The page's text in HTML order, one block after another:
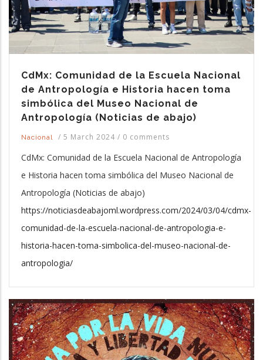
CdMx: Comunidad de la Escuela Nacional
de Antropología e Historia hacen toma
simbólica del Museo Nacional de
Antropología (Noticias de abajo)
Nacional / 5 March 2024 / 0 comments
CdMx: Comunidad de la Escuela Nacional de Antropología
e Historia hacen toma simbólica del Museo Nacional de
Antropología (Noticias de abajo)
https://noticiasdeabajoml.wordpress.com/2024/03/04/cdmx-
comunidad-de-la-escuela-nacional-de-antropologia-e-
historia-hacen-toma-simbolica-del-museo-nacional-de-
antropologia/